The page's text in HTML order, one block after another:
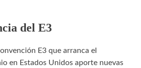
del E3
E3 que arranca el
en Estados Unidos aporte nuevas